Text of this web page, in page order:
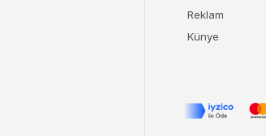
Reklam
Künye